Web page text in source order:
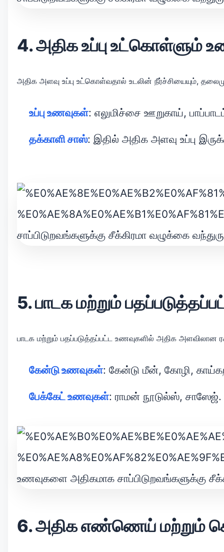
4. அதிக உப்பு உட்கொள்ளும்
அதிக அளவு உப்பு உட்கொள்வதால் உடலின் நீர்ச்சியையும்,
உப்பு உணவுகள்: எலுமிச்சை ஊறுகாய்,
தக்காளி சாஸ்: இதில் அதிக அளவு உப்பு
5. பாடக மற்றும்
பாடக மற்றும் பதப்படுத்தப்பட்ட உணவுகளில் அதிக அளவிலான
கேன்டு உணவுகள்: கேன்டு மீன், கோழி,
பேக்கேட் உணவுகள்: ராமன் நூடுல்ஸ், சாஸேஜ்.
6. அதிக எண்ணெய் மற்றும்